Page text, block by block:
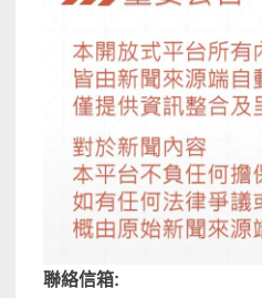
聯絡信箱: